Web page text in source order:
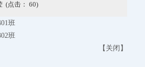
(点击： 60)
班
班
【 关闭 】